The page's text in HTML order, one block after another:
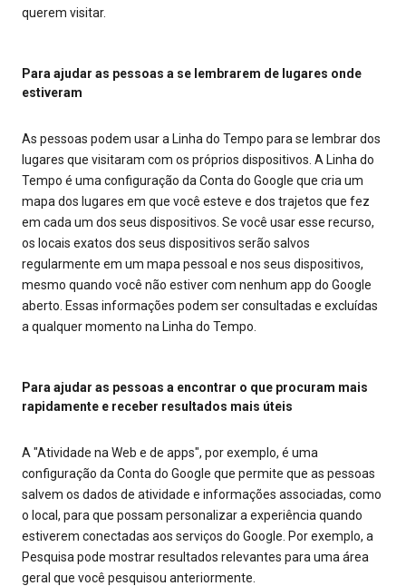
querem visitar.
Para ajudar as pessoas a se lembrarem de lugares onde
estiveram
As pessoas podem usar a Linha do Tempo para se lembrar dos
lugares que visitaram com os próprios dispositivos. A Linha do
Tempo é uma configuração da Conta do Google que cria um
mapa dos lugares em que você esteve e dos trajetos que fez
em cada um dos seus dispositivos. Se você usar esse recurso,
os locais exatos dos seus dispositivos serão salvos
regularmente em um mapa pessoal e nos seus dispositivos,
mesmo quando você não estiver com nenhum app do Google
aberto. Essas informações podem ser consultadas e excluídas
a qualquer momento na Linha do Tempo.
Para ajudar as pessoas a encontrar o que procuram mais
rapidamente e receber resultados mais úteis
A "Atividade na Web e de apps", por exemplo, é uma
configuração da Conta do Google que permite que as pessoas
salvem os dados de atividade e informações associadas, como
o local, para que possam personalizar a experiência quando
estiverem conectadas aos serviços do Google. Por exemplo, a
Pesquisa pode mostrar resultados relevantes para uma área
geral que você pesquisou anteriormente.